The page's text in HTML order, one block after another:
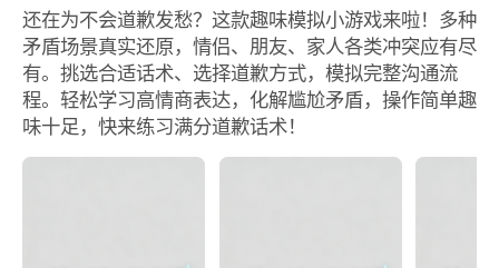
还在为不会道歉发愁？这款趣味模拟小游戏来啦！多种
矛盾场景真实还原，情侣、朋友、家人各类冲突应有尽
有。挑选合适话术、选择道歉方式，模拟完整沟通流
程。轻松学习高情商表达，化解尴尬矛盾，操作简单趣
味十足，快来练习满分道歉话术！